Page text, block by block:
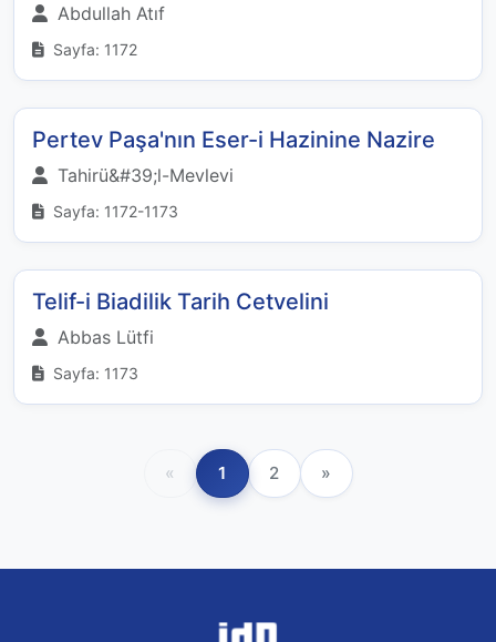
Abdullah Atıf
Sayfa: 1172
Pertev Paşa'nın Eser-i Hazinine Nazire
Tahirü&#39;l-Mevlevi
Sayfa: 1172-1173
Telif-i Biadilik Tarih Cetvelini
Abbas Lütfi
Sayfa: 1173
« 1 2 »